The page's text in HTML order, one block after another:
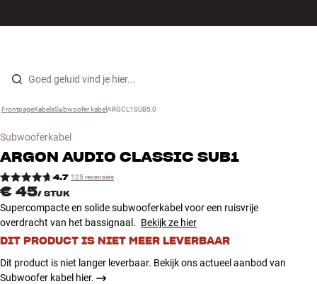
Skip to content
Luidsprekers
Koptelefoons
Surround
Tv
Systeem
Frontpage ›
Kabels ›
Subwoofer kabel ›
ARGCL1SUB5,0
Subwooferkabel
ARGON AUDIO CLASSIC SUB1
4.7 125 recensies
€ 45/ STUK
Supercompacte en solide subwooferkabel voor een ruisvrije
overdracht van het bassignaal. Bekijk ze hier
DIT PRODUCT IS NIET MEER LEVERBAAR
Dit product is niet langer leverbaar. Bekijk ons actueel aanbod van
Subwoofer kabel hier.